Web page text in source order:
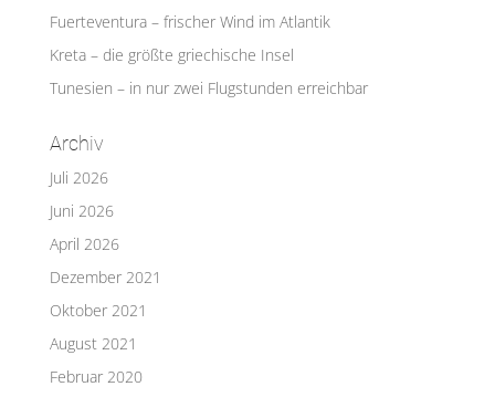
Fuerteventura – frischer Wind im Atlantik
Kreta – die größte griechische Insel
Tunesien – in nur zwei Flugstunden erreichbar
Archiv
Juli 2026
Juni 2026
April 2026
Dezember 2021
Oktober 2021
August 2021
Februar 2020